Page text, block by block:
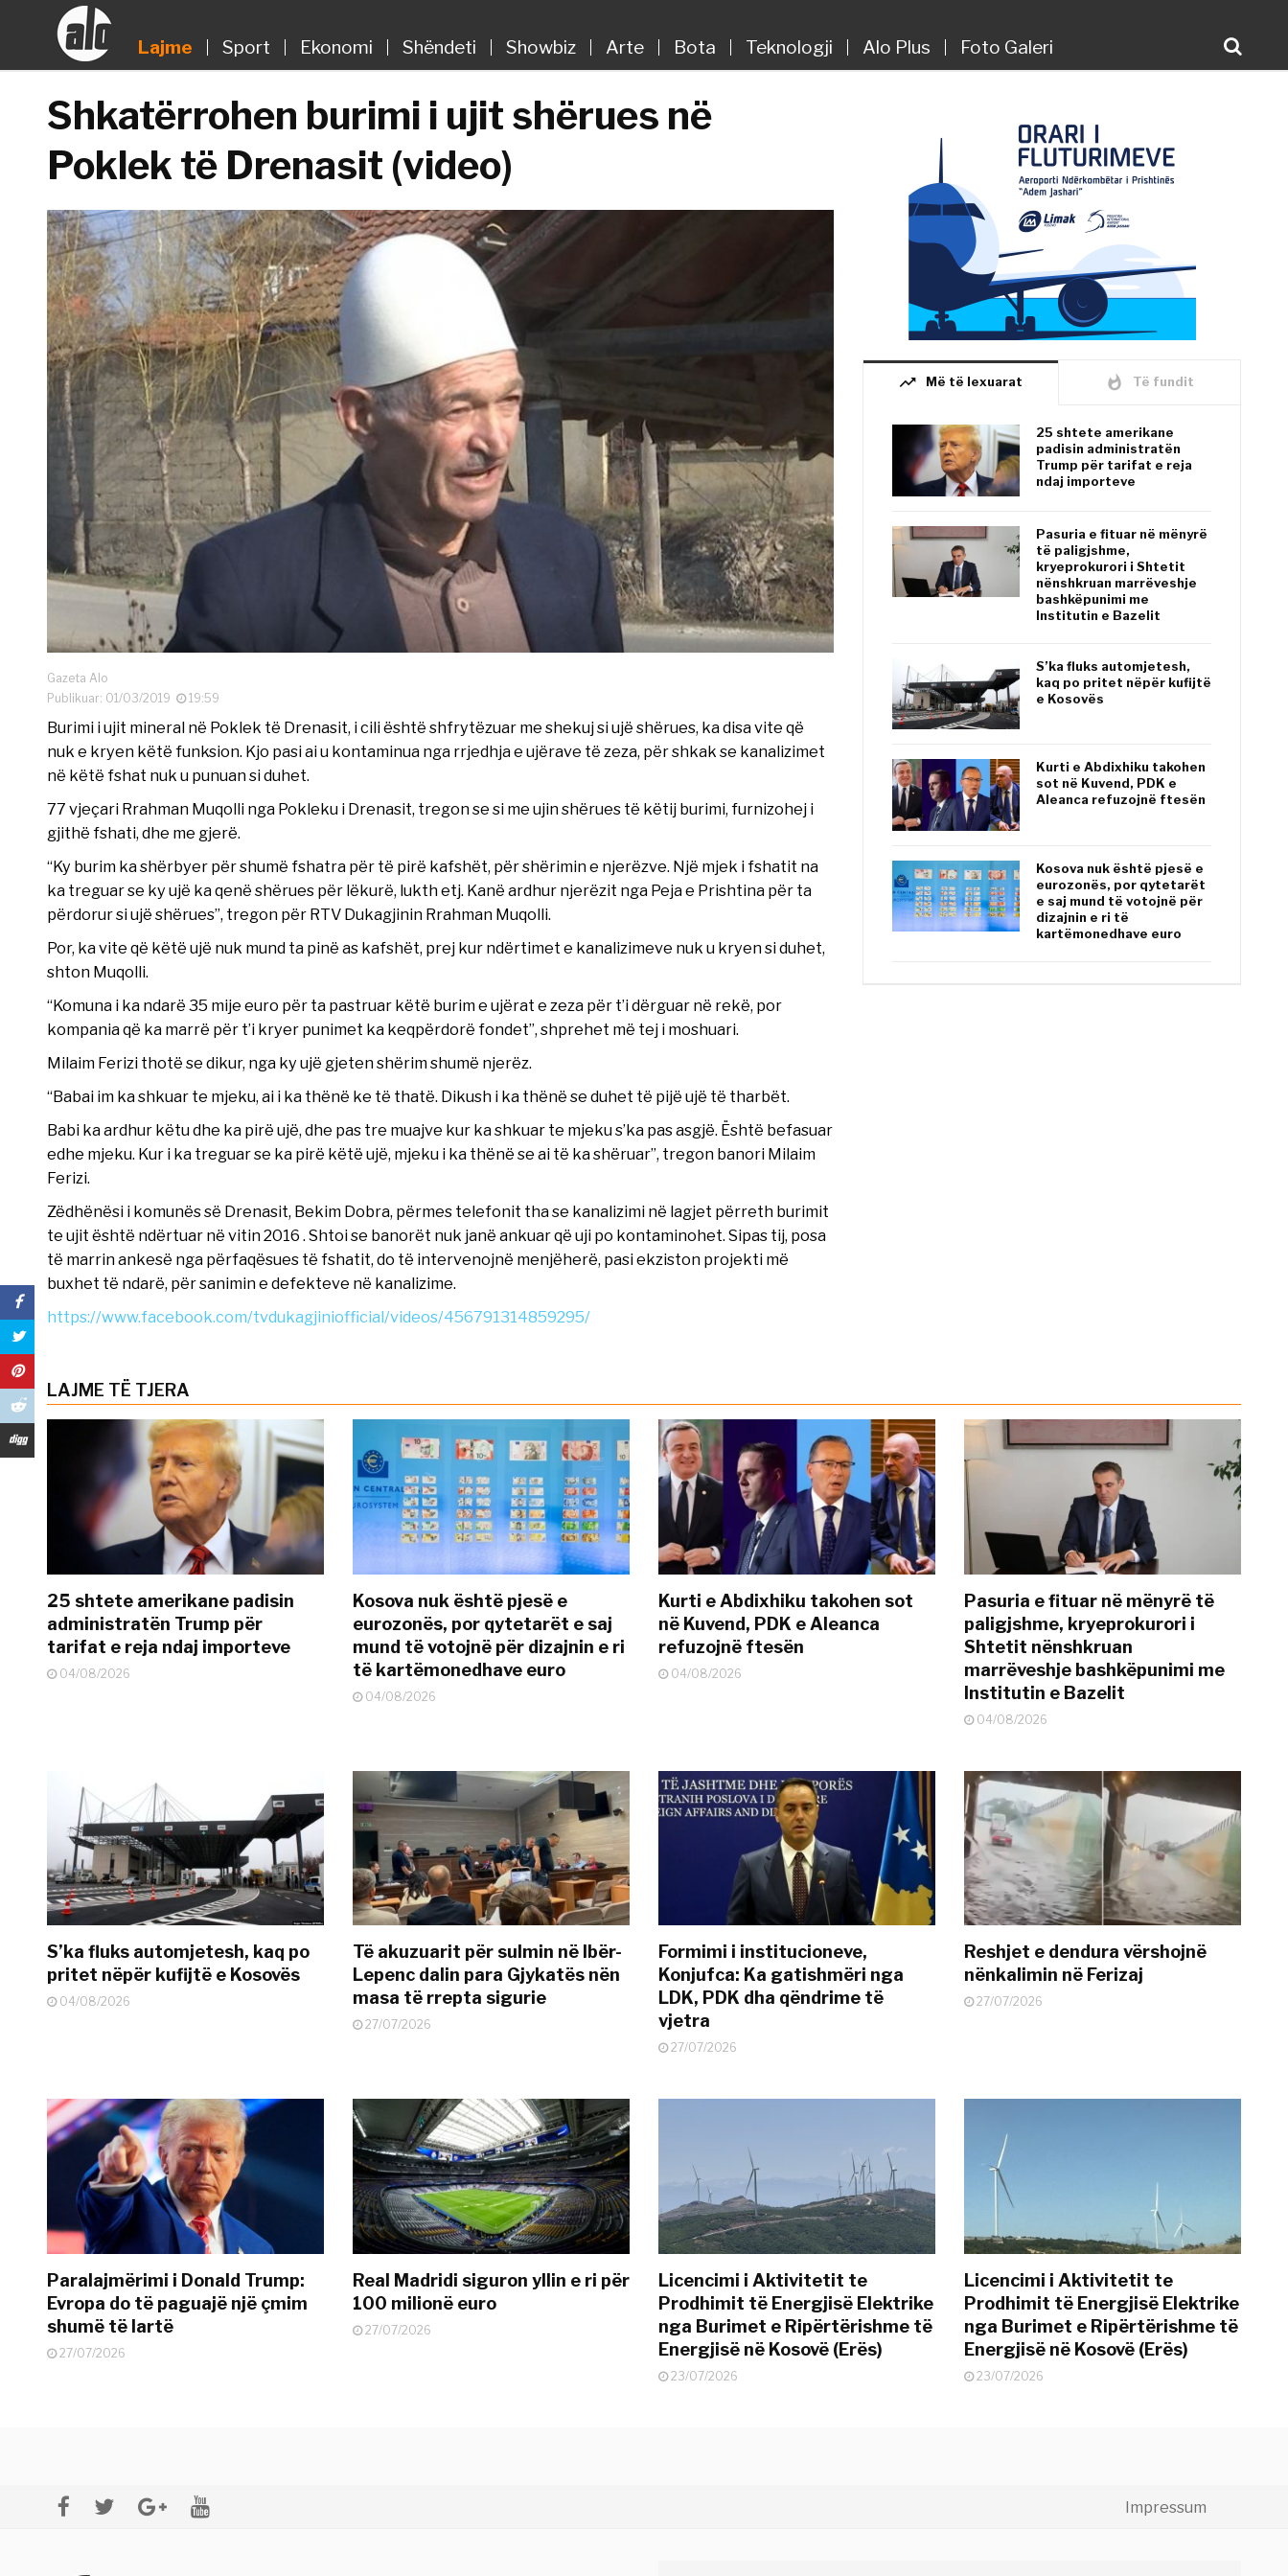
Lajme Sport Ekonomi Shëndeti Showbiz Arte Bota Teknologji Alo Plus Foto Galeri
Shkatërrohen burimi i ujit shërues në
Poklek të Drenasit (video)
Gazeta Alo
Publikuar: 01/03/2019
19:59
Burimi i ujit mineral në Poklek të Drenasit, i cili është shfrytëzuar me shekuj si ujë shërues, ka disa vite që
nuk e kryen këtë funksion. Kjo pasi ai u kontaminua nga rrjedhja e ujërave të zeza, për shkak se kanalizimet
në këtë fshat nuk u punuan si duhet.
77 vjeçari Rrahman Muqolli nga Pokleku i Drenasit, tregon se si me ujin shërues të këtij burimi, furnizohej i
gjithë fshati, dhe me gjerë.
“Ky burim ka shërbyer për shumë fshatra për të pirë kafshët, për shërimin e njerëzve. Një mjek i fshatit na
ka treguar se ky ujë ka qenë shërues për lëkurë, lukth etj. Kanë ardhur njerëzit nga Peja e Prishtina për ta
përdorur si ujë shërues”, tregon për RTV Dukagjinin Rrahman Muqolli.
Por, ka vite që këtë ujë nuk mund ta pinë as kafshët, prej kur ndërtimet e kanalizimeve nuk u kryen si duhet,
shton Muqolli.
“Komuna i ka ndarë 35 mije euro për ta pastruar këtë burim e ujërat e zeza për t’i dërguar në rekë, por
kompania që ka marrë për t’i kryer punimet ka keqpërdorë fondet”, shprehet më tej i moshuari.
Milaim Ferizi thotë se dikur, nga ky ujë gjeten shërim shumë njerëz.
“Babai im ka shkuar te mjeku, ai i ka thënë ke të thatë. Dikush i ka thënë se duhet të pijë ujë të tharbët.
Babi ka ardhur këtu dhe ka pirë ujë, dhe pas tre muajve kur ka shkuar te mjeku s’ka pas asgjë. Është befasuar
edhe mjeku. Kur i ka treguar se ka pirë këtë ujë, mjeku i ka thënë se ai të ka shëruar”, tregon banori Milaim
Ferizi.
Zëdhënësi i komunës së Drenasit, Bekim Dobra, përmes telefonit tha se kanalizimi në lagjet përreth burimit
te ujit është ndërtuar në vitin 2016 . Shtoi se banorët nuk janë ankuar që uji po kontaminohet. Sipas tij, posa
të marrin ankesë nga përfaqësues të fshatit, do të intervenojnë menjëherë, pasi ekziston projekti më
buxhet të ndarë, për sanimin e defekteve në kanalizime.
https://www.facebook.com/tvdukagjiniofficial/videos/456791314859295/
trending_up Më të lexuarat whatshot Të fundit
25 shtete amerikane
padisin administratën
Trump për tarifat e reja
ndaj importeve
Pasuria e fituar në mënyrë
të paligjshme,
kryeprokurori i Shtetit
nënshkruan marrëveshje
bashkëpunimi me
Institutin e Bazelit
S’ka fluks automjetesh,
kaq po pritet nëpër kufijtë
e Kosovës
Kurti e Abdixhiku takohen
sot në Kuvend, PDK e
Aleanca refuzojnë ftesën
Kosova nuk është pjesë e
eurozonës, por qytetarët
e saj mund të votojnë për
dizajnin e ri të
kartëmonedhave euro
LAJME TË TJERA
25 shtete amerikane padisin
administratën Trump për
tarifat e reja ndaj importeve
04/08/2026
Kosova nuk është pjesë e
eurozonës, por qytetarët e saj
mund të votojnë për dizajnin e ri
të kartëmonedhave euro
04/08/2026
Kurti e Abdixhiku takohen sot
në Kuvend, PDK e Aleanca
refuzojnë ftesën
04/08/2026
Pasuria e fituar në mënyrë të
paligjshme, kryeprokurori i
Shtetit nënshkruan
marrëveshje bashkëpunimi me
Institutin e Bazelit
04/08/2026
S’ka fluks automjetesh, kaq po
pritet nëpër kufijtë e Kosovës
04/08/2026
Të akuzuarit për sulmin në Ibër-
Lepenc dalin para Gjykatës nën
masa të rrepta sigurie
27/07/2026
Formimi i institucioneve,
Konjufca: Ka gatishmëri nga
LDK, PDK dha qëndrime të
vjetra
27/07/2026
Reshjet e dendura vërshojnë
nënkalimin në Ferizaj
27/07/2026
Paralajmërimi i Donald Trump:
Evropa do të paguajë një çmim
shumë të lartë
27/07/2026
Real Madridi siguron yllin e ri për
100 milionë euro
27/07/2026
Licencimi i Aktivitetit te
Prodhimit të Energjisë Elektrike
nga Burimet e Ripërtërishme të
Energjisë në Kosovë (Erës)
23/07/2026
Licencimi i Aktivitetit te
Prodhimit të Energjisë Elektrike
nga Burimet e Ripërtërishme të
Energjisë në Kosovë (Erës)
23/07/2026
Impressum